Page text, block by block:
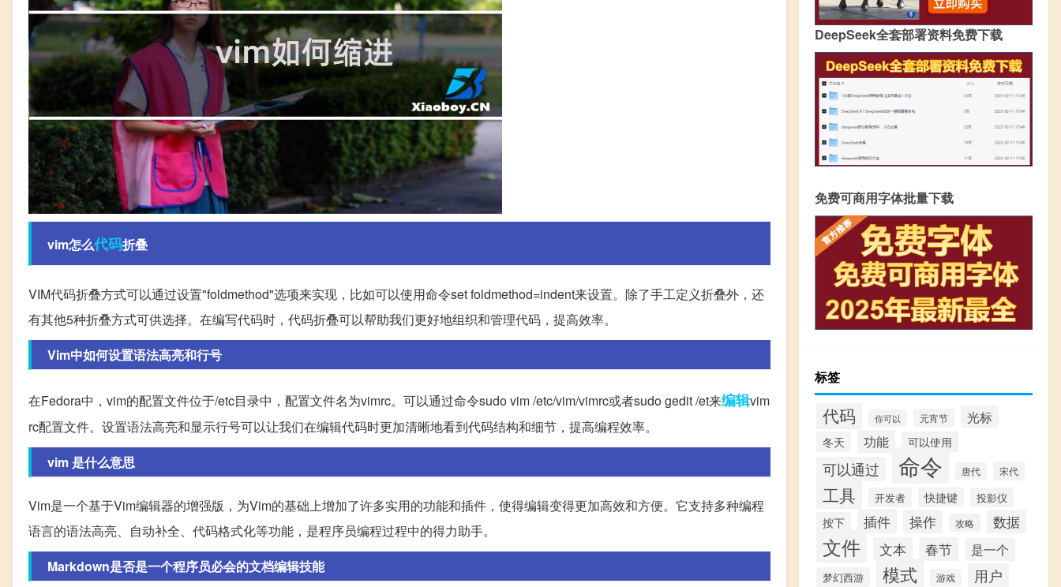
vim怎么代码折叠
VIM代码折叠方式可以通过设置"foldmethod"选项来实现，比如可以使用命令set foldmethod=indent来设置。除了手工定义折叠外，还
有其他5种折叠方式可供选择。在编写代码时，代码折叠可以帮助我们更好地组织和管理代码，提高效率。
Vim中如何设置语法高亮和行号
在Fedora中，vim的配置文件位于/etc目录中，配置文件名为vimrc。可以通过命令sudo vim /etc/vim/vimrc或者sudo gedit /et来编辑vim
rc配置文件。设置语法高亮和显示行号可以让我们在编辑代码时更加清晰地看到代码结构和细节，提高编程效率。
vim 是什么意思
Vim是一个基于Vim编辑器的增强版，为Vim的基础上增加了许多实用的功能和插件，使得编辑变得更加高效和方便。它支持多种编程
语言的语法高亮、自动补全、代码格式化等功能，是程序员编程过程中的得力助手。
Markdown是否是一个程序员必会的文档编辑技能
DeepSeek全套部署资料免费下载
免费可商用字体批量下载
标签
代码 你可以 元宵节 光标
冬天 功能 可以使用
可以通过 命令 唐代 宋代
工具 开发者 快捷键 投影仪
按下 插件 操作 攻略 数据
文件 文本 春节 是一个
梦幻西游 模式 游戏 用户